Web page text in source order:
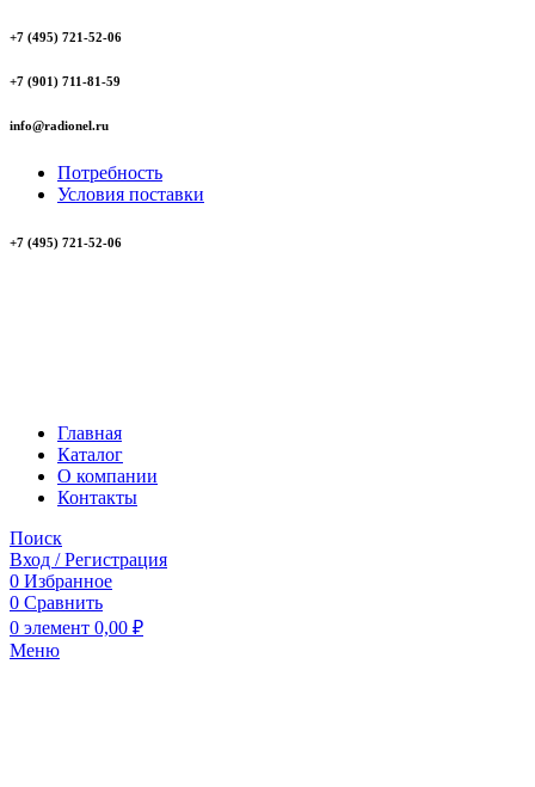
+7 (495) 721-52-06
+7 (901) 711-81-59
info@radionel.ru
Потребность
Условия поставки
+7 (495) 721-52-06
Главная
Каталог
О компании
Контакты
Поиск
Вход / Регистрация
0 Избранное
0 Сравнить
0 элемент 0,00 ₽
Меню